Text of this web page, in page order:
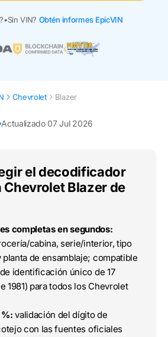
•Sin VIN? Obtén informes EpicVIN
Chevrolet Blazer
Actualizado 07 Jul 2026
el decodificador
Chevrolet Blazer de
completas en segundos:
cabina, serie/interior, tipo
planta de ensamblaje; compatible
identificación único de 17
1981) para todos los Chevrolet
validación del dígito de
con las fuentes oficiales